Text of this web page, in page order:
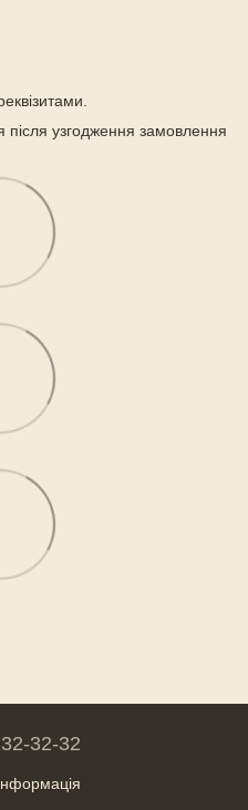
після узгодження замовлення
32-32